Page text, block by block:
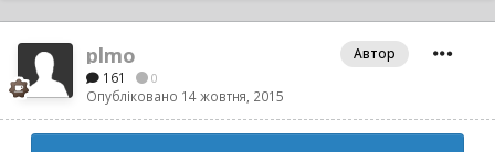
plmo
161 0
Опубліковано 14 жовтня, 2015
Автор